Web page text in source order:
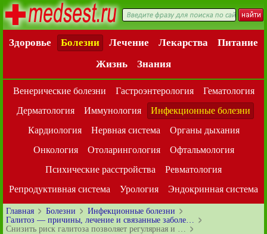
Здоровье Болезни Лечение Лекарства
Питание
Жизнь
Знания
Венерические болезни Гастроэнтерология
Гематология
Дерматология
Иммунология
Инфекционные болезни
Кардиология
Нервная система
Органы дыхания
Онкология
Отоларингология
Офтальмология
Психические расстройства
Ревматология
Репродуктивная система
Урология Эндокринная система
Главная Болезни
Инфекционные болезни
Галитоз — причины, лечение и связанные заболе…
Снизить риск галитоза позволяет регулярная и …